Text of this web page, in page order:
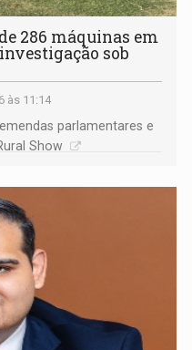
286 máquinas em
sob
às 11:14
parlamentares e
Show